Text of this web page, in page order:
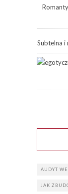
Subtelna i
AUDYT
JAK